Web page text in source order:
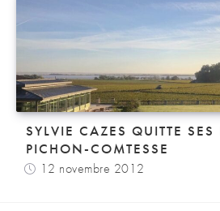
SYLVIE CAZES QUITTE
PICHON-COMTESSE
12 novembre 2012